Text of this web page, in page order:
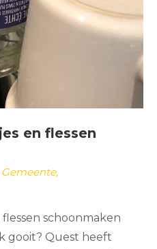
en flessen
Gemeente,
schoonmaken
gooit? Quest heeft